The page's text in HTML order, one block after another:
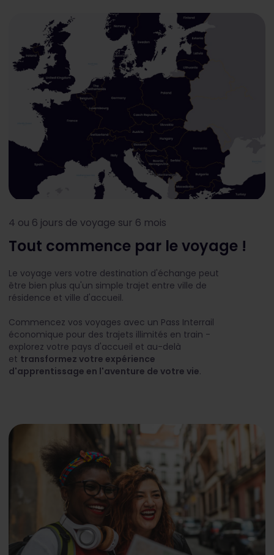
4 ou 6 jours de voyage sur 6 mois
Tout commence par le voyage !
Le voyage vers votre destination d'échange peut
être bien plus qu'un simple trajet entre ville de
résidence et ville d'accueil.
Commencez vos voyages avec un Pass Interrail
économique pour des trajets illimités en train -
explorez votre pays d'accueil et au-delà
et transformez votre expérience
d'apprentissage en l'aventure de votre vie.